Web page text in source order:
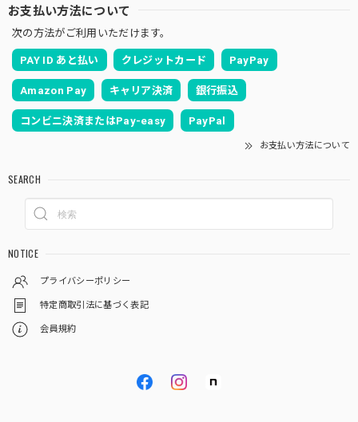
お支払い方法について
次の方法がご利用いただけます。
PAY ID あと払い クレジットカード PayPay
Amazon Pay キャリア決済 銀行振込
コンビニ決済またはPay-easy PayPal
お支払い方法について
SEARCH
NOTICE
プライバシーポリシー
特定商取引法に基づく表記
会員規約